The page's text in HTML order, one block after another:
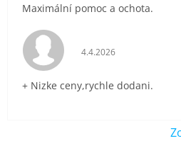
Maximální pomoc a ochota.
Hodnocení obchodu
4.4.2026
+ Nizke ceny,rychle dodani.